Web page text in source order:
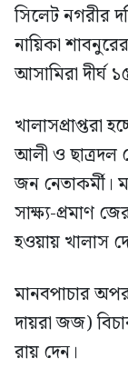
সিলেট নগরীর
নায়িকা
আসামিরা দীর্ঘ
খালাসপ্রাপ্তরা
আলী ও ছাত্রদল
জন নেতাকর্মী।
সাক্ষ্য-প্রমাণ
হওয়ায় খালাস
মানবপাচার
দায়রা জজ)
রায় দেন।